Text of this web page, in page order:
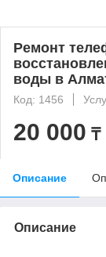
Ремонт
воды в
Код: 1456
20 000 ₸
Описание
Описание